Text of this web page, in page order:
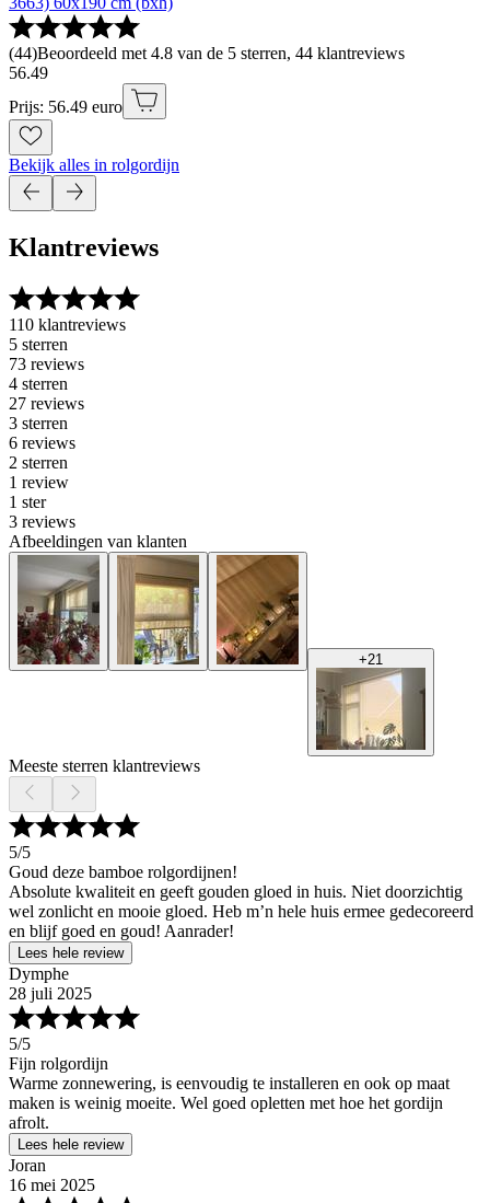
(44)Beoordeeld met 4.8 van de 5 sterren, 44 klantreviews
56.49
Prijs: 56.49 euro
Bekijk alles in rolgordijn
Klantreviews
110 klantreviews
5 sterren
73 reviews
4 sterren
27 reviews
3 sterren
6 reviews
2 sterren
1 review
1 ster
3 reviews
Afbeeldingen van klanten
+21
Meeste sterren klantreviews
5/5
Goud deze bamboe rolgordijnen!
Absolute kwaliteit en geeft gouden gloed in huis. Niet doorzichtig
wel zonlicht en mooie gloed. Heb m’n hele huis ermee gedecoreerd
en blijf goed en goud! Aanrader!
Lees hele review
Dymphe
28 juli 2025
5/5
Fijn rolgordijn
Warme zonnewering, is eenvoudig te installeren en ook op maat
maken is weinig moeite. Wel goed opletten met hoe het gordijn
afrolt.
Lees hele review
Joran
16 mei 2025